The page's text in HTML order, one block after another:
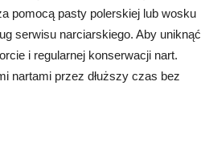
pomocą pasty polerskiej lub wosku
serwisu narciarskiego. Aby uniknąć
i regularnej konserwacji nart.
nartami przez dłuższy czas bez